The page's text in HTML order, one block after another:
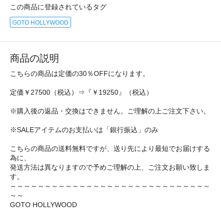
この商品に登録されているタグ
GOTO HOLLYWOOD
商品の説明
こちらの商品は定価の30％OFFになります。
定価￥27500（税込）⇒『￥19250』（税込）
※購入後の返品・交換はできません。ご理解の上ご注文下さい。
※SALEアイテムのお支払いは「銀行振込」のみ
こちらの商品の送料無料ですが、送り先により最短でお届けする
為に、
発送方法は異なりますので予めご理解の上、ご注文お願い致しま
す。
～～～～～～～～～～～～～～～～～～～～～～～～～～～～～
～～
GOTO HOLLYWOOD